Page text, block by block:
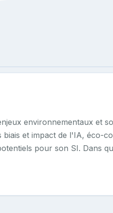
environnementaux et
et impact de l'IA, éco-
pour son SI. Dans